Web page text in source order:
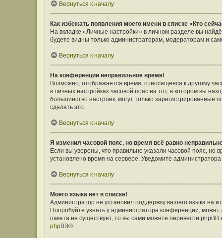
Вернуться к началу
Как избежать появления моего имени в списке «Кто
На вкладке «Личные настройки» в личном разделе вы
будете видны только администраторам, модераторам и
Вернуться к началу
На конференции неправильное время!
Возможно, отображается время, относящееся к другому
в личных настройках часовой пояс на тот, в котором вы
большинство настроек, могут только
сделать это.
Вернуться к началу
Я изменил часовой пояс, но время всё равно
Если вы уверены, что правильно указали часовой пояс,
установлено время на сервере. Уведомите
Вернуться к началу
Моего языка нет в списке!
Администратор не установил поддержку вашего языка на
Попробуйте узнать у администратора конференции, может
пакета не существует, то вы сами можете перевести
phpBB®.